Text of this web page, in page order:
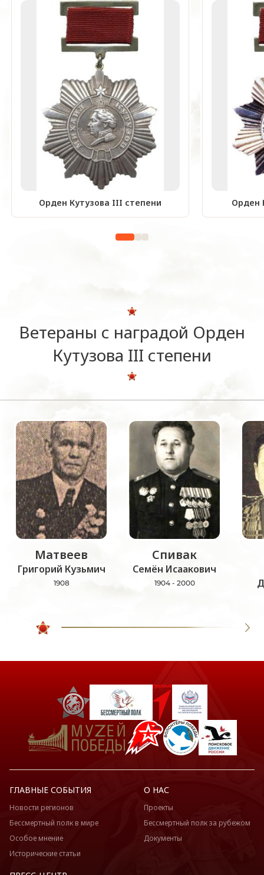
Орден Кутузова III степени Орден
Ветераны с наградой Орден
Кутузова III степени
Матвеев
Григорий Кузьмич
1908
Спивак
Семён Исаакович
1904 - 2000
ГЛАВНЫЕ СОБЫТИЯ
Новости регионов
Бессмертный полк в мире
Особое мнение
Исторические статьи
О НАС
Проекты
Бессмертный полк за рубежом
Документы